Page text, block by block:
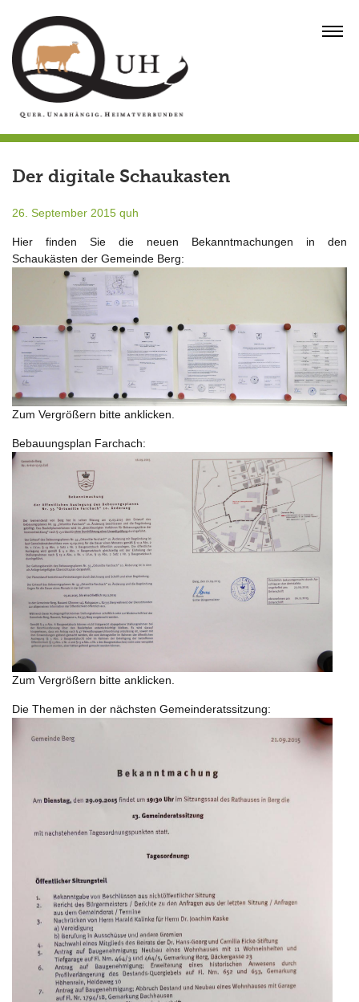
content
Der digitale Schaukasten
26. September 2015 quh
Hier finden Sie die neuen Bekanntmachungen in den
Schaukästen der Gemeinde Berg:
Zum Vergrößern bitte anklicken.
Bebauungsplan Farchach:
Zum Vergrößern bitte anklicken.
Die Themen in der nächsten Gemeinderatssitzung: